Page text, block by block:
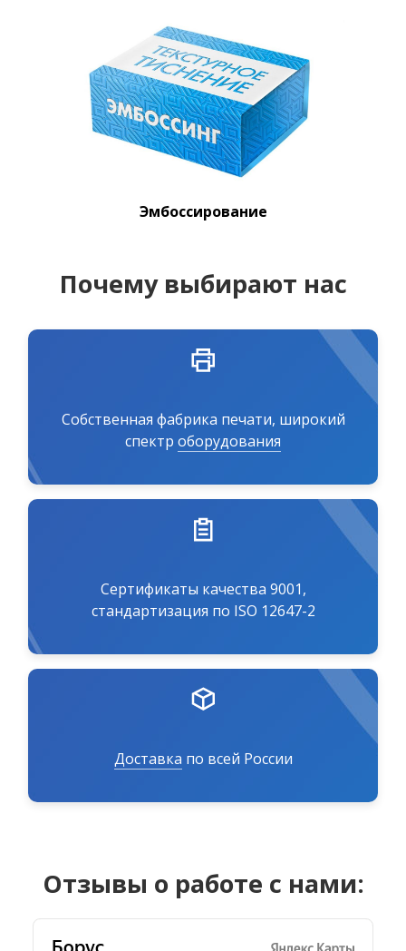
Эмбоссирование
Почему выбирают нас
Собственная фабрика печати, широкий
спектр оборудования
Сертификаты качества 9001,
стандартизация по ISO 12647-2
Доставка по всей России
Отзывы о работе с нами: